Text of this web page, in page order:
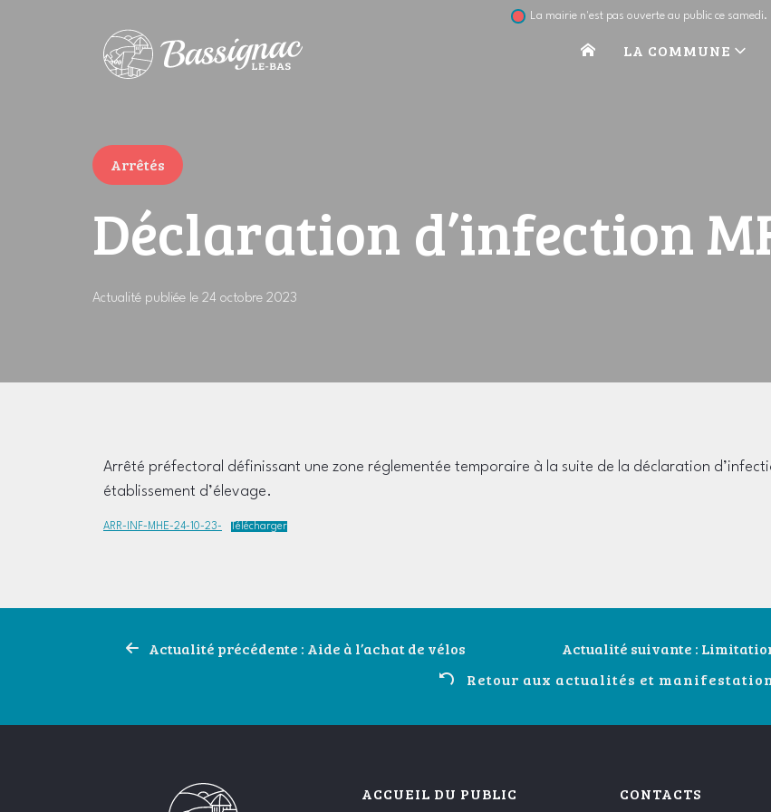
La mairie n'est pas ouverte au public ce samedi.
LA COMMUNE
Arrêtés
Déclaration d’infection
Actualité publiée le 24 octobre 2023
Arrêté préfectoral définissant une zone réglementée temporaire à la suite de la déclaration
établissement d’élevage.
ARR-INF-MHE-24-10-23- Télécharger
Navigation
Actualité précédente : Aide à l’achat de vélos
Actualité suivante :
Retour aux actualités et
ACCUEIL DU PUBLIC CONTACTS